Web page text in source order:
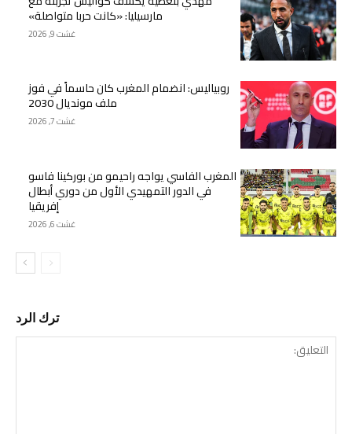
مارسيليا: «كانت حربا متواصلة»
غشت 9, 2026
روبياليس: انضمام المغرب كان حاسماً في فوز
ملف مونديال 2030
غشت 7, 2026
المغرب الفاسي يواجه راحيمو من بوركينا فاسو
في الدور التمهيدي الأول من دوري أبطال
إفريقيا
غشت 6, 2026
ترك الرد